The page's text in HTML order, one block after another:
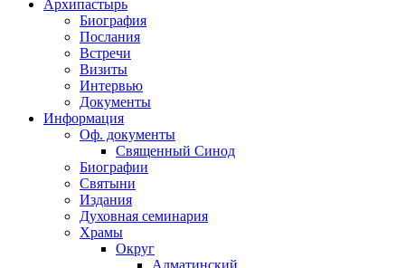
Архипастырь
Биография
Послания
Встречи
Визиты
Интервью
Документы
Информация
Оф. документы
Священный Синод
Биографии
Святыни
Издания
Духовная семинария
Храмы
Округ
Алматинский